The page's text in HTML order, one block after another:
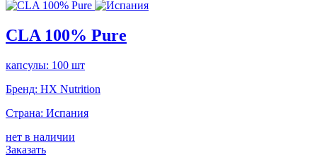
CLA 100% Pure
капсулы: 100 шт
Бренд: HX Nutrition
Страна: Испания
нет в наличии
Заказать